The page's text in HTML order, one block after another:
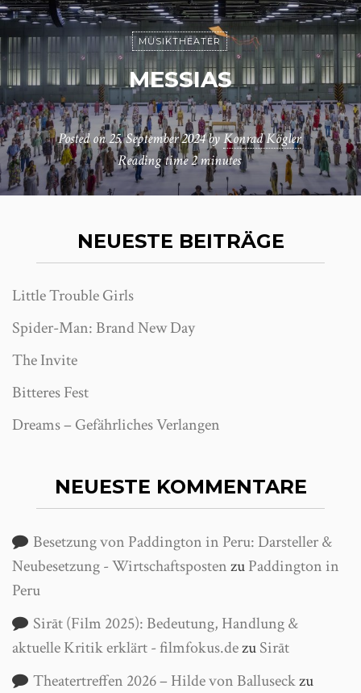
MUSIKTHEATER
MESSIAS
Posted on25. September 2024byKonrad Kögler
Reading time2 minutes
NEUESTE BEITRÄGE
Little Trouble Girls
Spider-Man: Brand New Day
The Invite
Bitteres Fest
Dreams – Gefährliches Verlangen
NEUESTE KOMMENTARE
Besetzung von Paddington in Peru: Darsteller &
Neubesetzung - WirtschaftspostenzuPaddington in
Peru
Sirāt (Film 2025): Bedeutung, Handlung &
aktuelle Kritik erklärt - filmfokus.dezuSirāt
Theatertreffen 2026 – Hilde von Balluseckzu